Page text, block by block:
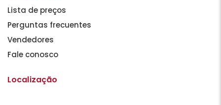
Lista de preços
Perguntas frecuentes
Vendedores
Fale conosco
Localização